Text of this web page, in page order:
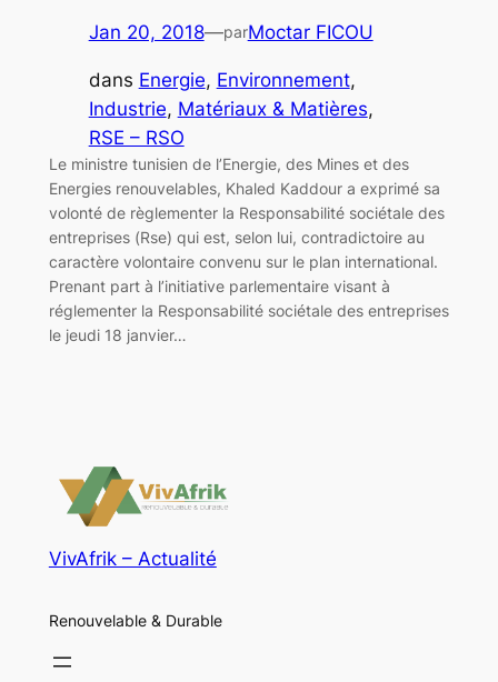
Jan 20, 2018—parMoctar FICOU
dans Energie, Environnement
Industrie, Matériaux & Matières
RSE – RSO
Le ministre tunisien de l’Energie, des Mines et des
Energies renouvelables, Khaled Kaddour a exprimé sa
volonté de règlementer la Responsabilité sociétale des
entreprises (Rse) qui est, selon lui, contradictoire au
caractère volontaire convenu sur le plan international.
Prenant part à l’initiative parlementaire visant à
réglementer la Responsabilité sociétale des entreprises
le jeudi 18 janvier…
VivAfrik – Actualité
Renouvelable & Durable